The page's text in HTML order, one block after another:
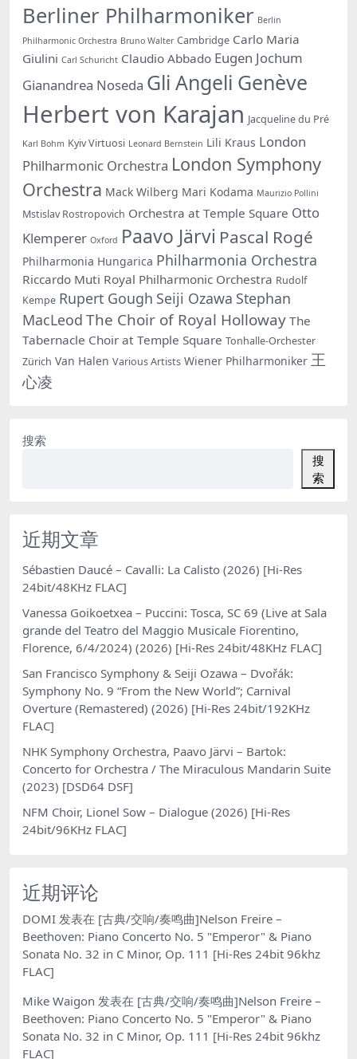
Berliner Philharmoniker Berlin
Philharmonic Orchestra Bruno Walter Cambridge Carlo Maria
Giulini Carl Schuricht Claudio Abbado Eugen Jochum
Gianandrea Noseda Gli Angeli Genève
Herbert von Karajan Jacqueline du Pré
Karl Bohm Kyiv Virtuosi Leonard Bernstein Lili Kraus London
Philharmonic Orchestra London Symphony
Orchestra Mack Wilberg Mari Kodama Maurizio Pollini
Mstislav Rostropovich Orchestra at Temple Square Otto
Klemperer Oxford Paavo Järvi Pascal Rogé
Philharmonia Hungarica Philharmonia Orchestra
Riccardo Muti Royal Philharmonic Orchestra Rudolf
Kempe Rupert Gough Seiji Ozawa Stephan
MacLeod The Choir of Royal Holloway The
Tabernacle Choir at Temple Square Tonhalle-Orchester
Zürich Van Halen Various Artists Wiener Philharmoniker 王
心凌
搜索
搜
索
近期文章
Sébastien Daucé – Cavalli: La Calisto (2026) [Hi-Res
24bit/48KHz FLAC]
Vanessa Goikoetxea – Puccini: Tosca, SC 69 (Live at Sala
grande del Teatro del Maggio Musicale Fiorentino,
Florence, 6/4/2024) (2026) [Hi-Res 24bit/48KHz FLAC]
San Francisco Symphony & Seiji Ozawa – Dvořák:
Symphony No. 9 “From the New World”; Carnival
Overture (Remastered) (2026) [Hi-Res 24bit/192KHz
FLAC]
NHK Symphony Orchestra, Paavo Järvi – Bartok:
Concerto for Orchestra / The Miraculous Mandarin Suite
(2023) [DSD64 DSF]
NFM Choir, Lionel Sow – Dialogue (2026) [Hi-Res
24bit/96KHz FLAC]
近期评论
DOMI 发表在 [古典/交响/奏鸣曲]Nelson Freire –
Beethoven: Piano Concerto No. 5 "Emperor" & Piano
Sonata No. 32 in C Minor, Op. 111 [Hi-Res 24bit 96khz
FLAC]
Mike Waigon 发表在 [古典/交响/奏鸣曲]Nelson Freire –
Beethoven: Piano Concerto No. 5 "Emperor" & Piano
Sonata No. 32 in C Minor, Op. 111 [Hi-Res 24bit 96khz
FLAC]